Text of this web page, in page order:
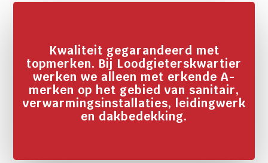
Kwaliteit gegarandeerd met
topmerken. Bij Loodgieterskwartier
werken we alleen met erkende A-
merken op het gebied van sanitair,
verwarmingsinstallaties, leidingwerk
en dakbedekking.